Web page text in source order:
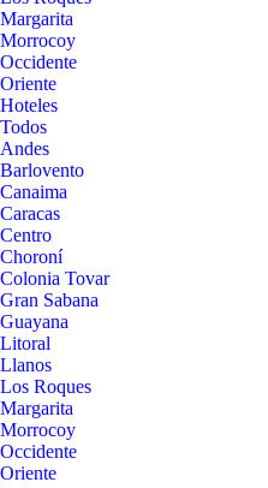
Margarita
Morrocoy
Occidente
Oriente
Hoteles
Todos
Andes
Barlovento
Canaima
Caracas
Centro
Choroní
Colonia Tovar
Gran Sabana
Guayana
Litoral
Llanos
Los Roques
Margarita
Morrocoy
Occidente
Oriente